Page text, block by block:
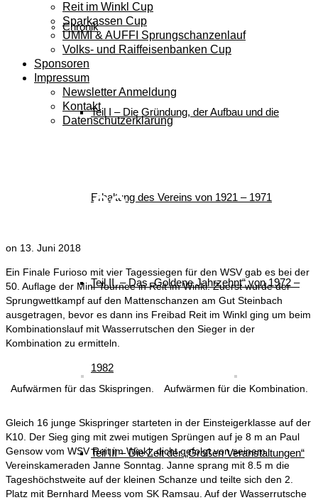
Chronik
Teil I – Die Gründung, der Aufbau und die
Erhaltung des Vereins von 1921 – 1971
Teil II – Das „Goldene Jahrzehnt“ von 1972 –
1982
Teil III – Die Zeit der „Großen Veranstaltungen“
Reit im Winkl Cup
Sparkassen Cup
UMMI & AUFFI Sprungschanzenlauf
Volks- und Raiffeisenbanken Cup
Sponsoren
Impressum
Newsletter Anmeldung
Kontakt
Datenschutzerklärung
Tournee
on 13. Juni 2018
Ein Finale Furioso mit vier Tagessiegen für den WSV gab es bei der
50. Auflage der Mini-Tournee in Reit im Winkl. Zuerst wurde der
Sprungwettkampf auf den Mattenschanzen am Gut Steinbach
ausgetragen, bevor es dann ins Freibad Reit im Winkl ging um beim
Kombinationslauf mit Wasserrutschen den Sieger in der
Kombination zu ermitteln.
Aufwärmen für das Skispringen. Aufwärmen für die Kombination.
Gleich 16 junge Skispringer starteten in der Einsteigerklasse auf der
K10. Der Sieg ging mit zwei mutigen Sprüngen auf je 8 m an Paul
Gensow vom WSV Reit im Winkl, dicht gefolgt von seinem
Vereinskameraden Janne Sonntag. Janne sprang mit 8.5 m die
Tageshöchstweite auf der kleinen Schanze und teilte sich den 2.
Platz mit Bernhard Meess vom SK Ramsau. Auf der Wasserrutsche